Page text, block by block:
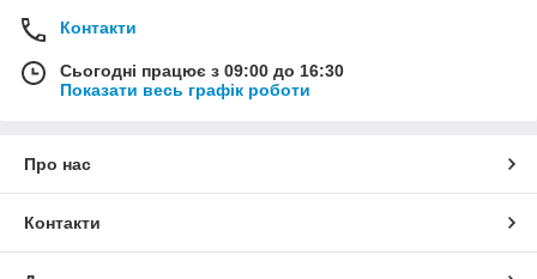
Контакти
Сьогодні працює з 09:00 до 16:30
Показати весь графік роботи
Про нас
Контакти